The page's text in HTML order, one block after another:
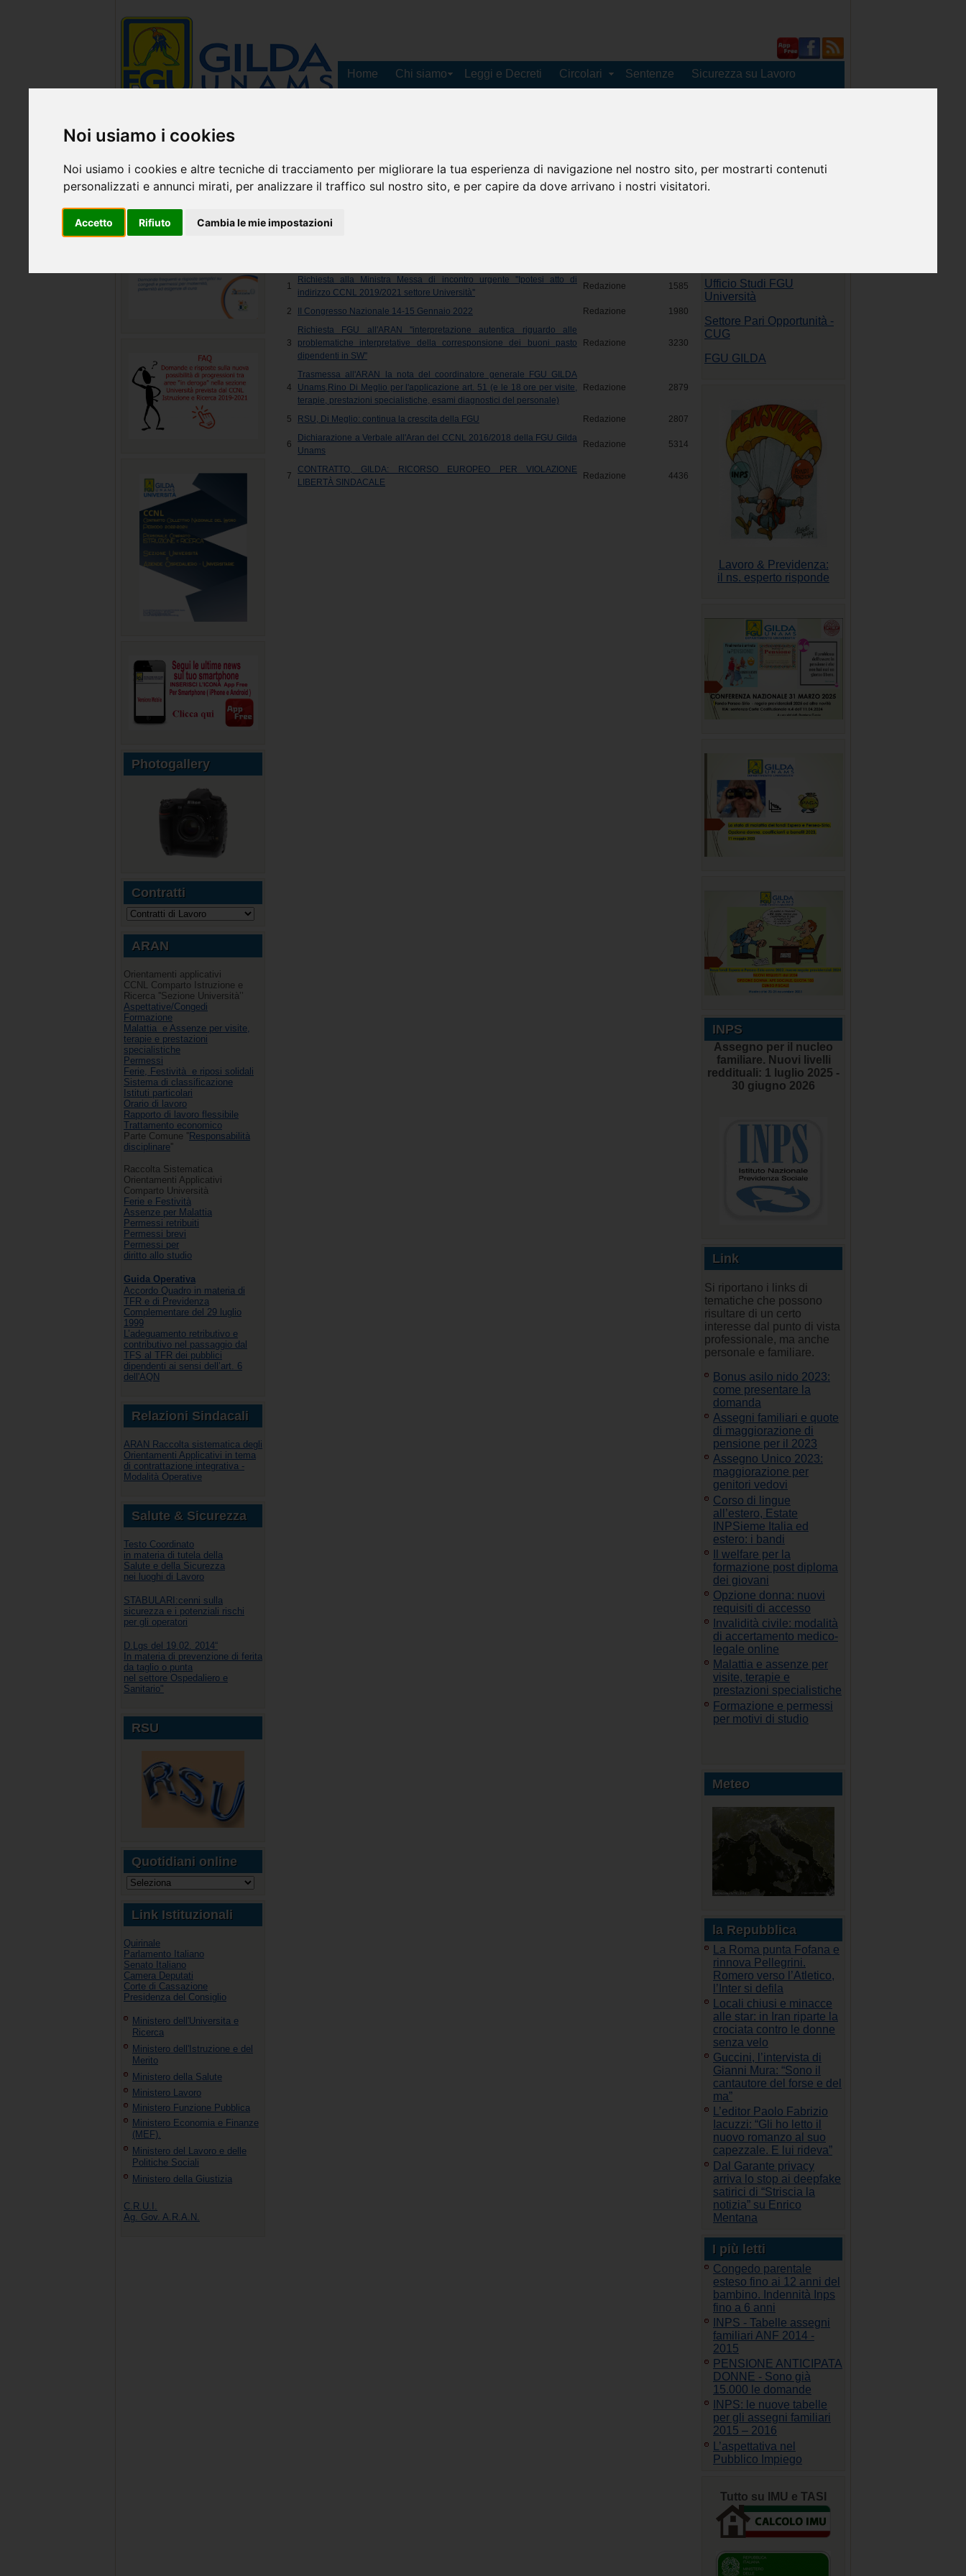
Noi usiamo i cookies
Noi usiamo i cookies e altre tecniche di tracciamento per migliorare la tua esperienza di navigazione nel nostro sito, per mostrarti contenuti
personalizzati e annunci mirati, per analizzare il traffico sul nostro sito, e per capire da dove arrivano i nostri visitatori.
Accetto Rifiuto Cambia le mie impostazioni
Home Chi siamo Leggi e Decreti Circolari Sentenze
Sicurezza su Lavoro
Photogallery
Contratti
ARAN
Orientamenti applicativi
CCNL Comparto Istruzione e
Ricerca ''Sezione Università’’
Aspettative/Congedi
Formazione
Malattia e Assenze per visite,
terapie e prestazioni
specialistiche
Permessi
Ferie, Festività e riposi solidali
Sistema di classificazione
Istituti particolari
Orario di lavoro
Rapporto di lavoro flessibile
Trattamento economico
Parte Comune ''Responsabilità
disciplinare''
Raccolta Sistematica
Orientamenti Applicativi
Comparto Università
Ferie e Festività
Assenze per Malattia
Permessi retribuiti
Permessi brevi
Permessi per
diritto allo studio
Guida Operativa
Accordo Quadro in materia di
TFR e di Previdenza
Complementare del 29 luglio
1999
L’adeguamento retributivo e
contributivo nel passaggio dal
TFS al TFR dei pubblici
dipendenti ai sensi dell’art. 6
dell'AQN
Relazioni Sindacali
ARAN Raccolta sistematica degli
Orientamenti Applicativi in tema
di contrattazione integrativa -
Modalità Operative
Salute & Sicurezza
Testo Coordinato
in materia di tutela della
Salute e della Sicurezza
nei luoghi di Lavoro
STABULARI:cenni sulla
sicurezza e i potenziali rischi
per gli operatori
D.Lgs del 19.02. 2014“
In materia di prevenzione di ferita
da taglio o punta
nel settore Ospedaliero e
Sanitario"
RSU
Quotidiani online
Link Istituzionali
Quirinale
Parlamento Italiano
Senato Italiano
Camera Deputati
Corte di Cassazione
Presidenza del Consiglio
Ministero dell'Universita e
Ricerca
Ministero dell'Istruzione e del
Merito
Ministero della Salute
Ministero Lavoro
Ministero Funzione Pubblica
Ministero Economia e Finanze
(MEF).
Ministero del Lavoro e delle
Politiche Sociali
Ministero della Giustizia
C.R.U.I.
Ag. Gov. A.R.A.N.
Comunicati FGU
1
Richiesta alla Ministra Messa di incontro urgente ''Ipotesi atto di
indirizzo CCNL 2019/2021 settore Università''
Redazione 1585
2 II Congresso Nazionale 14-15 Gennaio 2022 Redazione 1980
3
Richiesta FGU all'ARAN ''interpretazione autentica riguardo alle
problematiche interpretative della corresponsione dei buoni pasto
dipendenti in SW''
Redazione 3230
4
Trasmessa all'ARAN la nota del coordinatore generale FGU GILDA
Unams,Rino Di Meglio per l'applicazione art. 51 (e le 18 ore per visite,
terapie, prestazioni specialistiche, esami diagnostici del personale)
Redazione 2879
5 RSU, Di Meglio: continua la crescita della FGU Redazione 2807
6
Dichiarazione a Verbale all'Aran del CCNL 2016/2018 della FGU Gilda
Unams
Redazione 5314
7
CONTRATTO, GILDA: RICORSO EUROPEO PER VIOLAZIONE
LIBERTÀ SINDACALE
Redazione 4436
Ufficio Studi FGU
Università
Settore Pari Opportunità -
CUG
FGU GILDA
Lavoro & Previdenza:
il ns. esperto risponde
INPS
Assegno per il nucleo
familiare. Nuovi livelli
reddituali: 1 luglio 2025 -
30 giugno 2026
Link
Si riportano i links di
tematiche che possono
risultare di un certo
interesse dal punto di vista
professionale, ma anche
personale e familiare.
Bonus asilo nido 2023:
come presentare la
domanda
Assegni familiari e quote
di maggiorazione di
pensione per il 2023
Assegno Unico 2023:
maggiorazione per
genitori vedovi
Corso di lingue
all’estero, Estate
INPSieme Italia ed
estero: i bandi
Il welfare per la
formazione post diploma
dei giovani
Opzione donna: nuovi
requisiti di accesso
Invalidità civile: modalità
di accertamento medico-
legale online
Malattia e assenze per
visite, terapie e
prestazioni specialistiche
Formazione e permessi
per motivi di studio
Meteo
la Repubblica
La Roma punta Fofana e
rinnova Pellegrini.
Romero verso l’Atletico,
l’Inter si defila
Locali chiusi e minacce
alle star: in Iran riparte la
crociata contro le donne
senza velo
Guccini, l’intervista di
Gianni Mura: “Sono il
cantautore del forse e del
ma”
L’editor Paolo Fabrizio
Iacuzzi: “Gli ho letto il
nuovo romanzo al suo
capezzale. E lui rideva”
Dal Garante privacy
arriva lo stop ai deepfake
satirici di “Striscia la
notizia” su Enrico
Mentana
I più letti
Congedo parentale
esteso fino ai 12 anni del
bambino. Indennità Inps
fino a 6 anni
INPS - Tabelle assegni
familiari ANF 2014 -
2015
PENSIONE ANTICIPATA
DONNE - Sono già
15.000 le domande
INPS: le nuove tabelle
per gli assegni familiari
2015 – 2016
L’aspettativa nel
Pubblico Impiego
Tutto su IMU e TASI